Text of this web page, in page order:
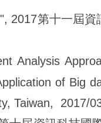
2017第十一屆資
Analysis
of Big
Taiwan, 2017/